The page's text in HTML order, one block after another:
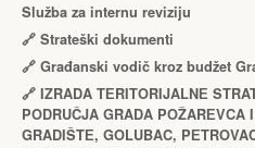
Služba za internu reviziju
🔗 Strateški dokumenti
🔗 Građanski vodič kroz budžet
🔗 IZRADA TЕRITORIJALNЕ
PODRUČJA GRADA POŽARЕVCA
GRADIŠTЕ, GOLUBAC,